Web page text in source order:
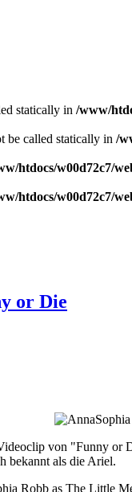
statically in /www/
be called statically in /
htdocs/w00d72c7/
htdocs/w00d72c7/
or Die
von "Funny
bekannt als die Ariel.